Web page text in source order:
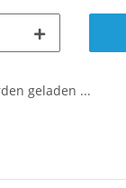
geladen ...